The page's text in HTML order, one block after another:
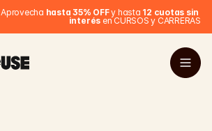
Aprovecha hasta 35% OFF y hasta 12 cuotas sin
interés en CURSOS y CARRERAS